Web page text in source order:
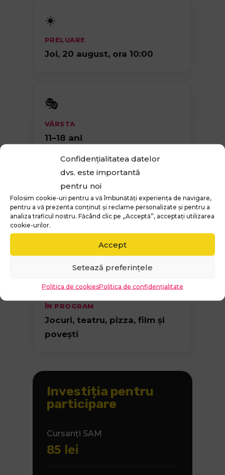
Confidențialitatea datelor
dvs. este importantă
pentru noi
Folosim cookie-uri pentru a vă îmbunătăți experiența de navigare,
pentru a vă prezenta conținut și reclame personalizate și pentru a
analiza traficul nostru. Făcând clic pe „Acceptă”, acceptați utilizarea
cookie-urilor.
Accept
Setează preferințele
Politica de cookiesPolitica de confidențialitate
☀️
PRELUARE
Joi, 20 august, ora 10:00
🎭
VÂRSTA
11–18 ani
LOCAȚIA
Școala de Actorie
Metamorfoza – SAM
✨
ÎN PROGRAM
Jocuri, teatru, pizza, film și
povești
Investiția pentru
participare
Cursanți SAM
85 lei